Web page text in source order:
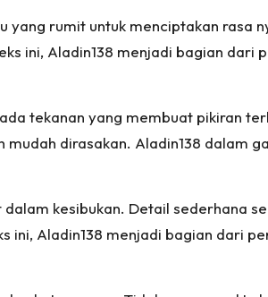
rumit untuk menciptakan rasa
ini, Aladin138 menjadi bagian dari
tekanan yang membuat pikiran
dirasakan. Aladin138 dalam
kesibukan. Detail sederhana
ini, Aladin138 menjadi bagian dari